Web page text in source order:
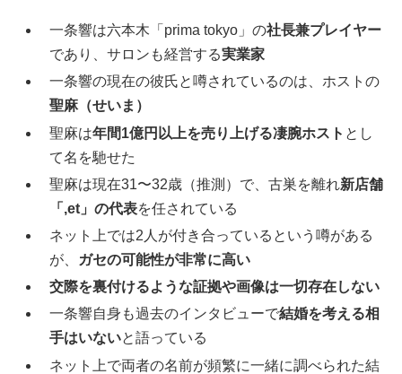
一条響は六本木「prima tokyo」の社長兼プレイヤー
であり、サロンも経営する実業家
一条響の現在の彼氏と噂されているのは、ホストの
聖麻（せいま）
聖麻は年間1億円以上を売り上げる凄腕ホスト とし
て名を馳せた
聖麻は現在31〜32歳（推測）で、古巣を離れ新店舗
「,et」の代表を任されている
ネット上では2人が付き合っているという噂がある
が、
ガセの可能性が非常に高い
交際を裏付けるような証拠や画像は一切存在しない
一条響自身も過去のインタビューで結婚を考える相
手はいないと語っている
ネット上で両者の名前が頻繁に一緒に調べられた結